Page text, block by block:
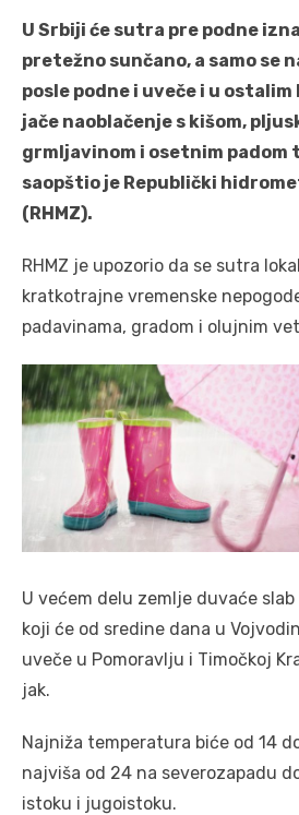
U Srbiji će sutra pre podne
pretežno sunčano, a samo se
posle podne i uveče i u
jače naoblačenje s kišom,
grmljavinom i osetnim padom
saopštio je Republički
(RHMZ).
RHMZ je upozorio da se sutra
kratkotrajne vremenske
padavinama, gradom i olujnim
U većem delu zemlje duvaće
koji će od sredine dana u
uveče u Pomoravlju i Timočkoj
jak.
Najniža temperatura biće od 14
najviša od 24 na severozapadu
istoku i jugoistoku.